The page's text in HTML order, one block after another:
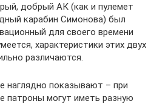
добрый АК (как и пулемет
карабин Симонова) был
для своего времени
характеристики этих двух
различаются.
наглядно показывают – при
патроны могут иметь разную